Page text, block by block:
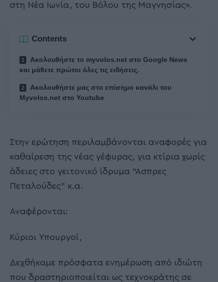
στη Νέα Ιωνία, του Βόλου της Μαγνησίας».
Contents
Ακολουθήστε το myvolos.net στο Google News
και μάθετε πρώτοι όλες τις ειδήσεις.
Ακολουθήστε μας στο επίσημο κανάλι του
Myvolos.net στο Youtube
Στην ερώτηση περιλαμβάνονται αναφορές για
καθαίρεση της νέας γέφυρας, για κτίρια χωρίς
άδειες στο γειτονικό ίδρυμα “Ασπρες
Πεταλούδες” κ.α.
Αναφέρονται:
Κύριοι Υπουργοί,
Δεχθήκαμε πρόσφατα ενημέρωση από ιδιώτη
που δραστηριοποιείται ως τεχνοκράτης σε